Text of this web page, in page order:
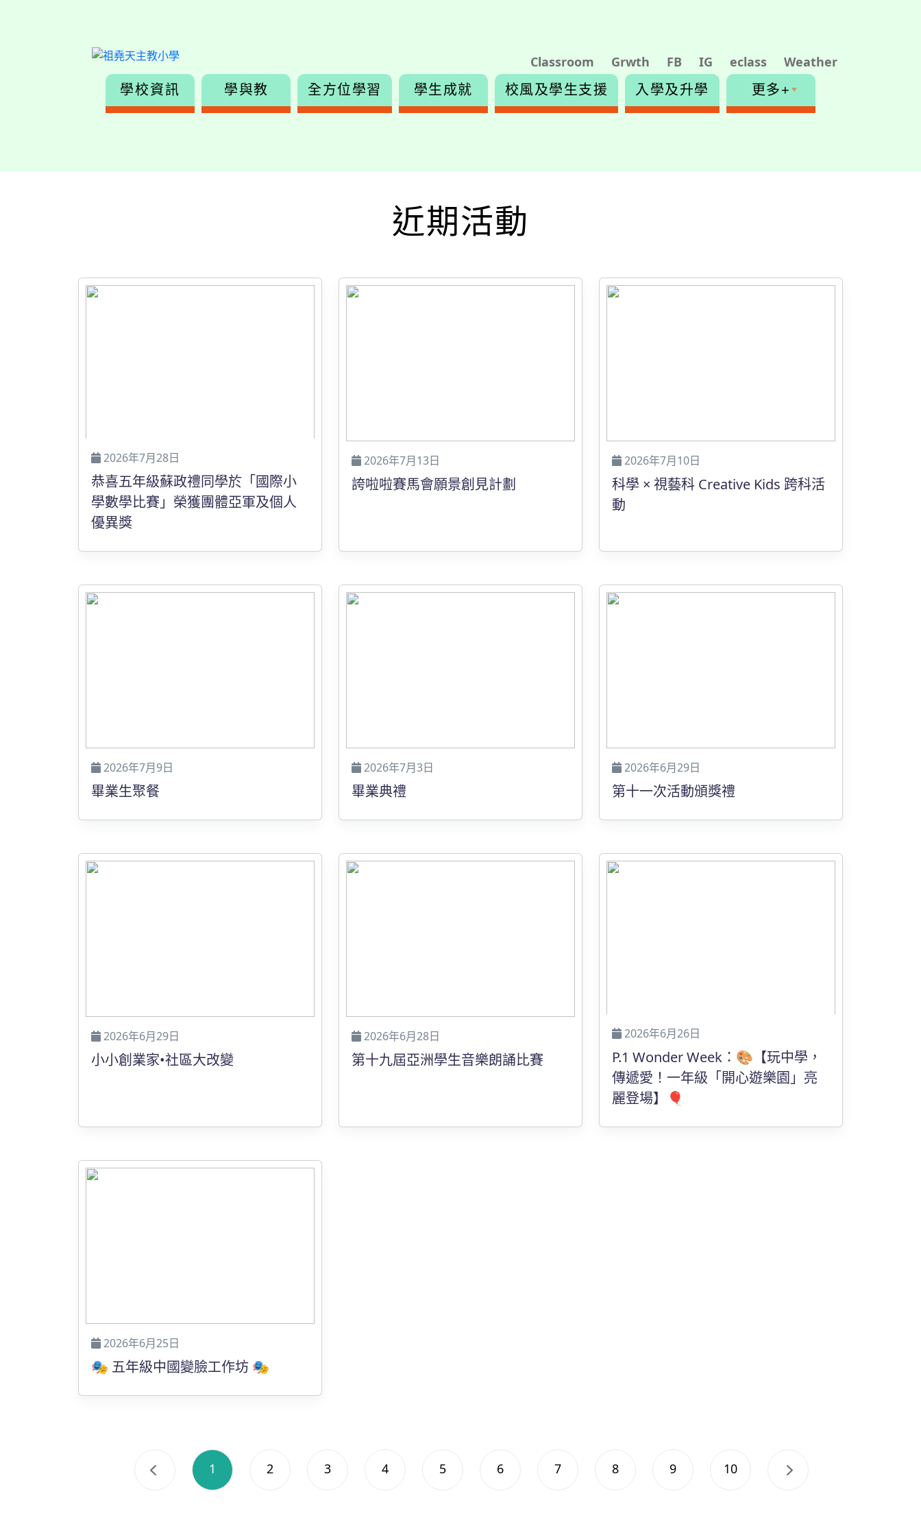
Classroom Grwth FB IG eclass Weather
學校資訊 學與教 全方位學習 學生成就 校風及學生支援 入學及升學 更多+
近期活動
2026年7月28日
恭喜五年級蘇政禮同學於「國際小
學數學比賽」榮獲團體亞軍及個人
優異獎
2026年7月13日
誇啦啦賽馬會願景創見計劃
2026年7月10日
科學 × 視藝科 Creative Kids 跨科活
動
2026年7月9日
畢業生聚餐
2026年7月3日
畢業典禮
2026年6月29日
第十一次活動頒獎禮
2026年6月29日
小小創業家•社區大改變
2026年6月28日
第十九屆亞洲學生音樂朗誦比賽
2026年6月26日
P.1 Wonder Week：🎨【玩中學，
傳遞愛！一年級「開心遊樂園」亮
麗登場】🎈
2026年6月25日
🎭 五年級中國變臉工作坊 🎭
1 2 3 4 5 6 7 8 9 10